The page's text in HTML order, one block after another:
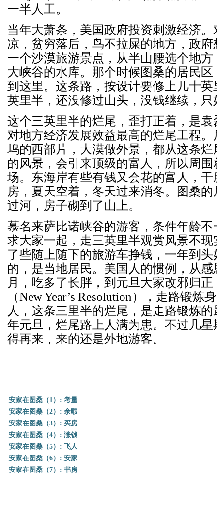
一半人工。
当年大萧条，美国政府投资刺激经济
凉，贫穷落后，鸟不拉屎的地方，政
一个沙漠旅游景点，从半山腰选个地
大峡谷的水库。那个时候图桑的居民
到这里。这条路，按设计要修上几十
英里半，还没修过山头，没钱继续，只
这个三英里半的烂尾，歪打正着，是
对地方经济发展效益最高的烂尾工程
坞的西部片，大漠做外景，都从这条
的风景，会引来顶级的富人，所以周
场。东海岸有些有钱又会花的富人，
房，夏天空着，冬天过来消冬。图桑
过河，房子砌到了山上。
慕名来萨比诺峡谷的游客，条件年龄
求大家一起，走三英里半观赏风景不
了些随上随下的旅游车挣钱，一年到
的，是当地居民。美国人的惯例，从
月，吃多了长胖，到元旦大家改邪归
（New Year’s Resolution），走路锻炼
人，这条三里半的烂尾，是走路锻炼
年元旦，烂尾路上人满为患。不过几
得再来，来的还是外地游客。
安家在图桑（1）: 考量
安家在图桑（2）: 余暇
安家在图桑（3）: 买房
安家在图桑（4）: 涨钱
安家在图桑（5）: 飞人
安家在图桑（6）: 安家
安家在图桑（7）: 书房